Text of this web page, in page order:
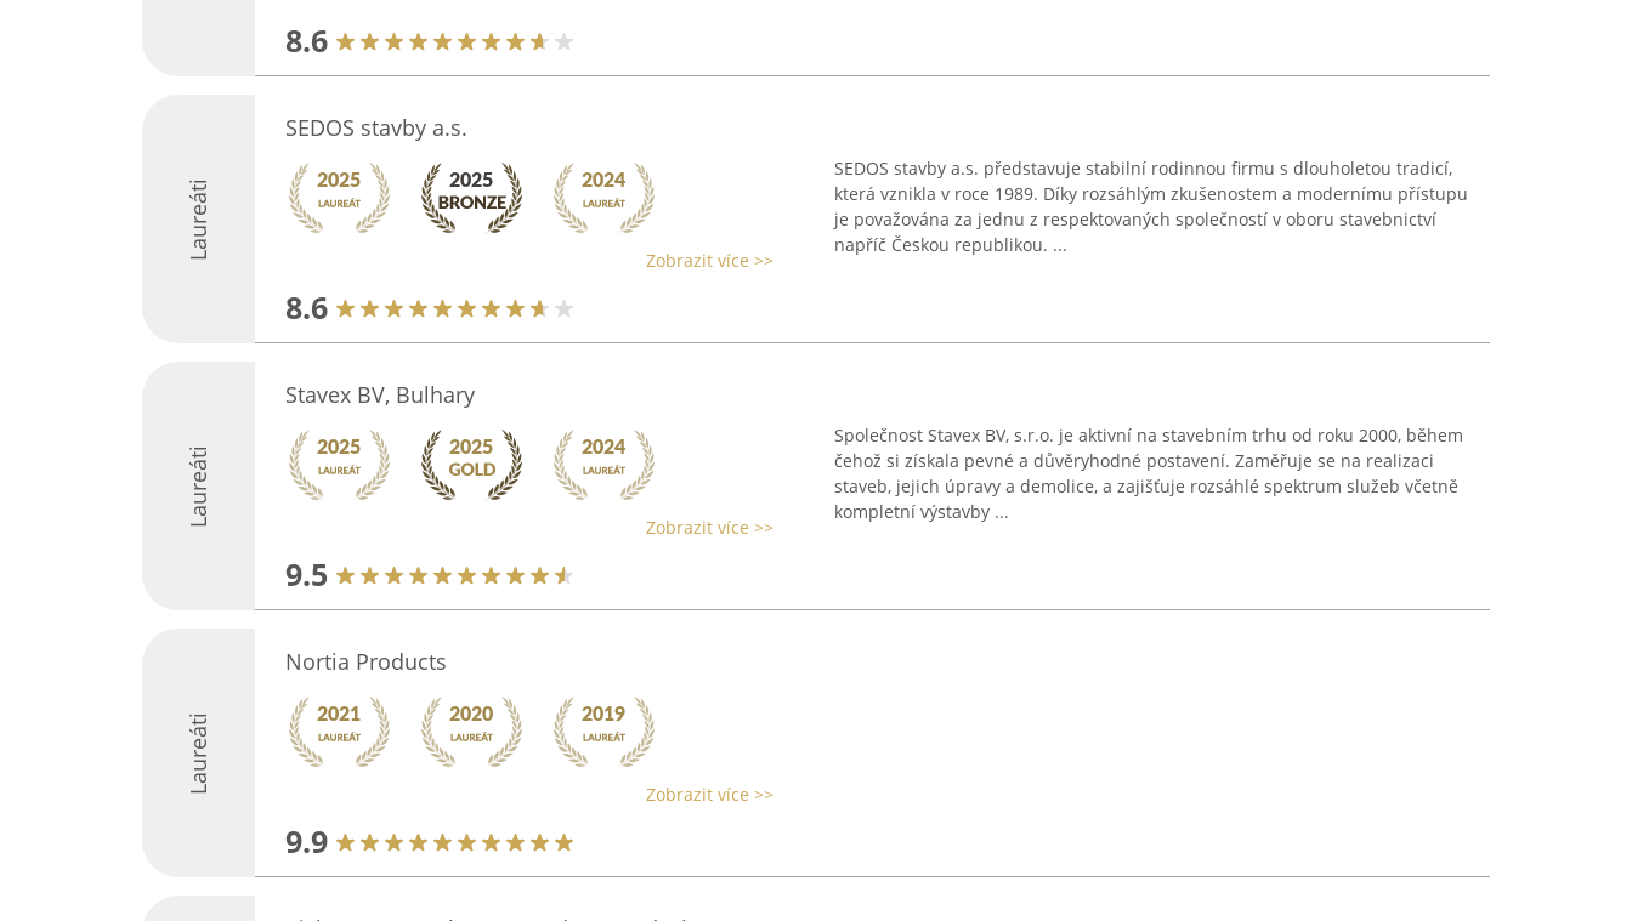
8.6
Laureáti
SEDOS stavby a.s.
Zobrazit více >>
8.6
SEDOS stavby a.s. představuje stabilní rodinnou firmu s dlouholetou tradicí,
která vznikla v roce 1989. Díky rozsáhlým zkušenostem a modernímu přístupu
je považována za jednu z respektovaných společností v oboru stavebnictví
napříč Českou republikou. ...
Laureáti
Stavex BV, Bulhary
Zobrazit více >>
9.5
Společnost Stavex BV, s.r.o. je aktivní na stavebním trhu od roku 2000, během
čehož si získala pevné a důvěryhodné postavení. Zaměřuje se na realizaci
staveb, jejich úpravy a demolice, a zajišťuje rozsáhlé spektrum služeb včetně
kompletní výstavby ...
Laureáti
Nortia Products
Zobrazit více >>
9.9